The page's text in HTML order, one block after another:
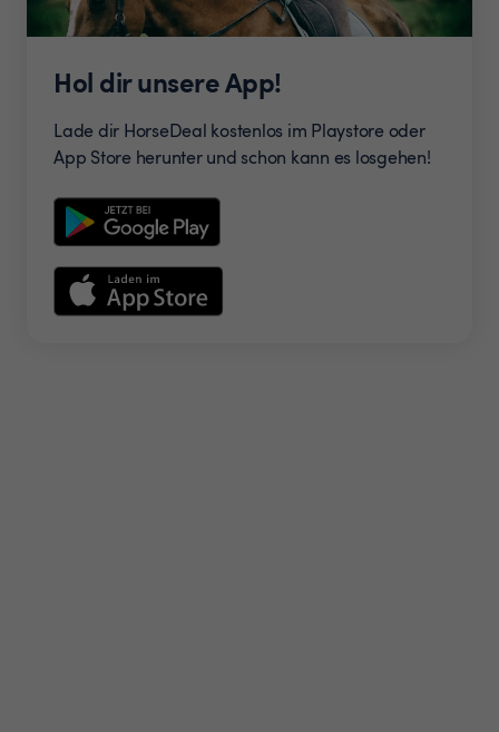
Hol dir unsere App!
Lade dir HorseDeal kostenlos im Playstore oder
App Store herunter und schon kann es losgehen!